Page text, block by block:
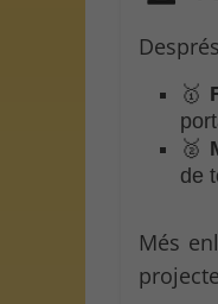
🥇
🥈
de
Més